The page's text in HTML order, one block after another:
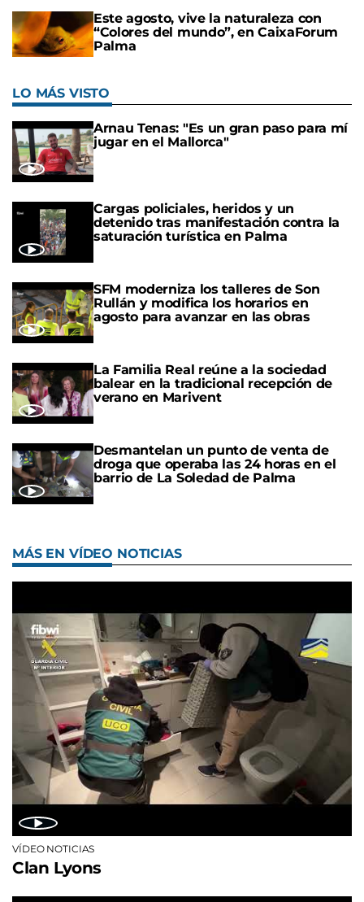
Este agosto, vive la naturaleza con
“Colores del mundo”, en CaixaForum
Palma
LO MÁS VISTO
Arnau Tenas: "Es un gran paso para mí
jugar en el Mallorca"
Cargas policiales, heridos y un
detenido tras manifestación contra la
saturación turística en Palma
SFM moderniza los talleres de Son
Rullán y modifica los horarios en
agosto para avanzar en las obras
La Familia Real reúne a la sociedad
balear en la tradicional recepción de
verano en Marivent
Desmantelan un punto de venta de
droga que operaba las 24 horas en el
barrio de La Soledad de Palma
MÁS EN VÍDEO NOTICIAS
VÍDEO NOTICIAS
Clan Lyons